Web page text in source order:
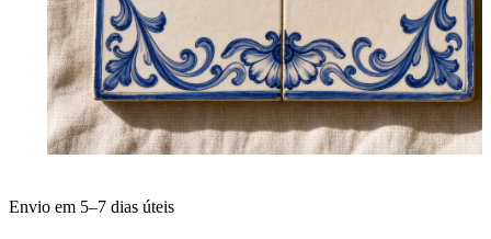
Envio em 5–7 dias úteis